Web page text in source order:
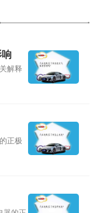
解释
正极